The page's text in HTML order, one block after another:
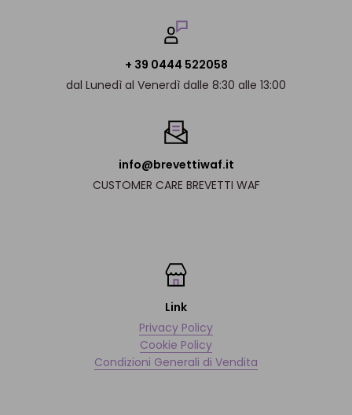
+ 39 0444 522058
dal Lunedì al Venerdì dalle 8:30 alle 13:00
info@brevettiwaf.it
CUSTOMER CARE BREVETTI WAF
Link
Privacy Policy
Cookie Policy
Condizioni Generali di Vendita